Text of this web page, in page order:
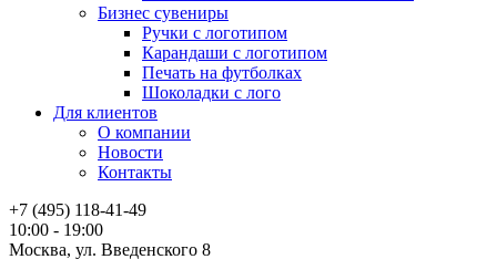
Бизнес сувениры
Ручки с логотипом
Карандаши с логотипом
Печать на футболках
Шоколадки с лого
Для клиентов
О компании
Новости
Контакты
+7 (495) 118-41-49
10:00 - 19:00
Москва, ул. Введенского 8